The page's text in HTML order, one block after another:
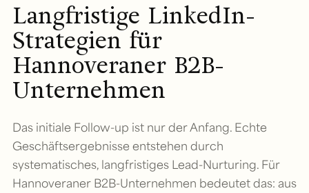
Langfristige LinkedIn-
Strategien für
Hannoveraner B2B-
Unternehmen
Das initiale Follow-up ist nur der Anfang. Echte
Geschäftsergebnisse entstehen durch
systematisches, langfristiges Lead-Nurturing. Für
Hannoveraner B2B-Unternehmen bedeutet das: aus